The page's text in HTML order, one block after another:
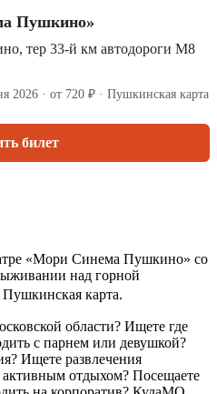
Пушкино»
тер 33-й км автодороги М8
· от 720 ₽ · Пушкинская карта
билет
«Мори Синема Пушкино» со
над горной
карта.
области? Ищете где
с парнем или девушкой?
Ищете развлечения
отдыхом? Посещаете